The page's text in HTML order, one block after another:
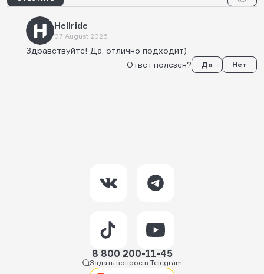
Hellride
07 August 2026
Здравствуйте! Да, отлично подходит)
Ответ полезен?
Да Нет
8 800 200-11-45
Задать вопрос в Telegram